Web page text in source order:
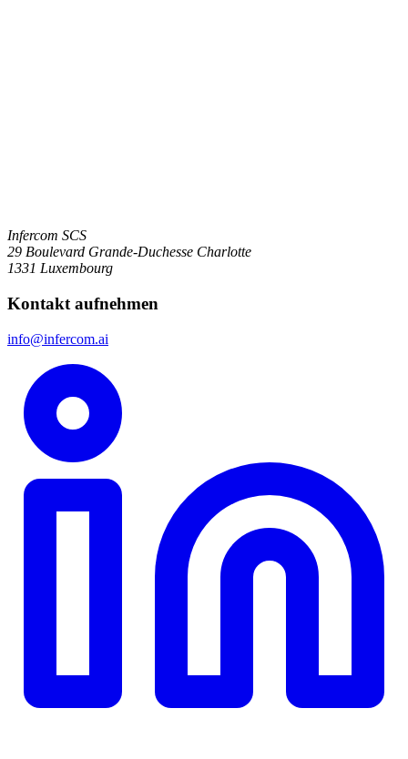
Infercom SCS
29 Boulevard Grande-Duchesse Charlotte
1331 Luxembourg
Kontakt aufnehmen
info@infercom.ai